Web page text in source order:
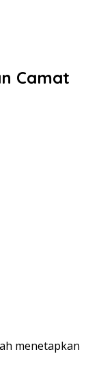
Camat
menetapkan